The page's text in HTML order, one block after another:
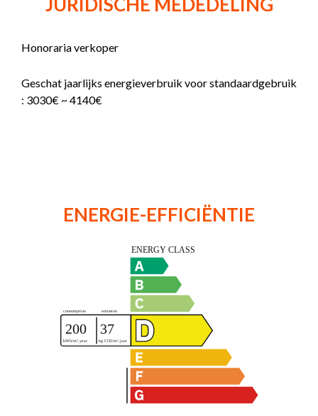
Honoraria verkoper
Geschat jaarlijks energieverbruik voor standaardgebruik
: 3030€ ~ 4140€
ENERGIE-EFFICIËNTIE